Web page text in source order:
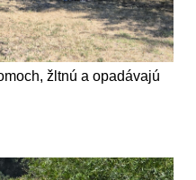
žltnú a opadávajú